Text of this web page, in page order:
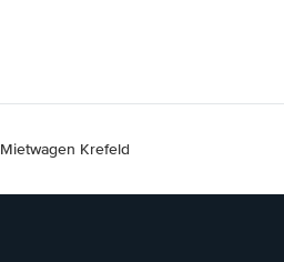
Mietwagen Krefeld